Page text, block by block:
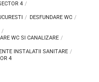
4
DESFUNDARE WC
WC SI CANALIZARE
INSTALATII SANITARE
4